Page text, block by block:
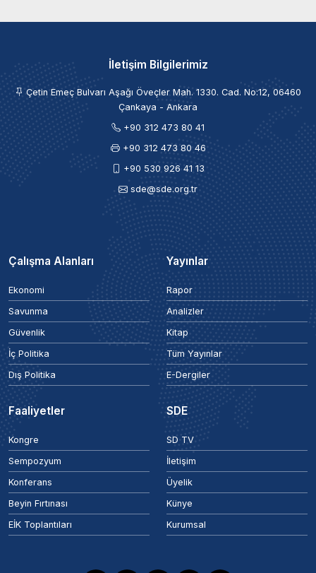
İletişim Bilgilerimiz
Çetin Emeç Bulvarı Aşağı Öveçler Mah. 1330. Cad. No:12, 06460
Çankaya - Ankara
+90 312 473 80 41
+90 312 473 80 46
+90 530 926 41 13
sde@sde.org.tr
Çalışma Alanları
Ekonomi
Savunma
Güvenlik
İç Politika
Dış Politika
Yayınlar
Rapor
Analizler
Kitap
Tüm Yayınlar
E-Dergiler
Faaliyetler
Kongre
Sempozyum
Konferans
Beyin Fırtınası
EİK Toplantıları
SDE
SD TV
İletişim
Üyelik
Künye
Kurumsal